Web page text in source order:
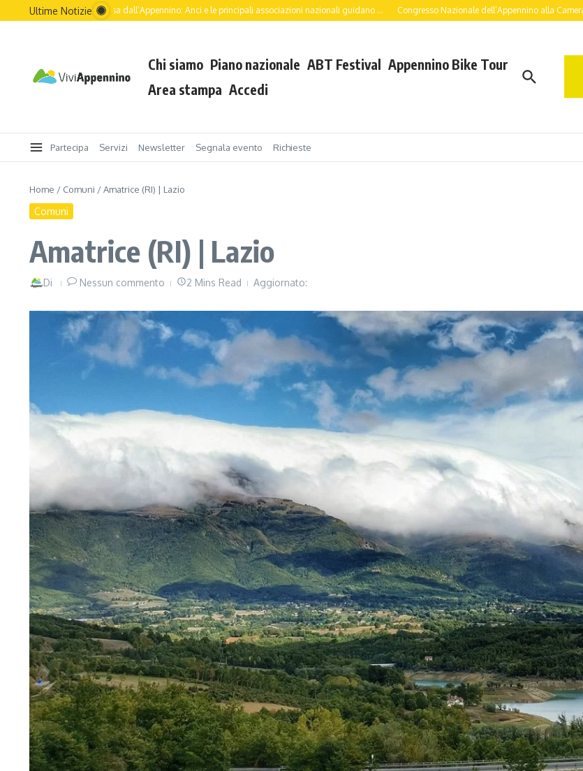
Ultime Notizie
passa dall’Appennino: Anci e le principali associazioni nazionali guidano ... Congresso Nazionale dell’Appennino alla Camera dei deputati:
Chi siamo Piano nazionale ABT Festival Appennino Bike Tour
Area stampa Accedi
Partecipa Servizi Newsletter Segnala evento Richieste
Home / Comuni /Amatrice (RI) | Lazio
Comuni
Amatrice (RI) | Lazio
Di Nessun commento 2 Mins Read Aggiornato: